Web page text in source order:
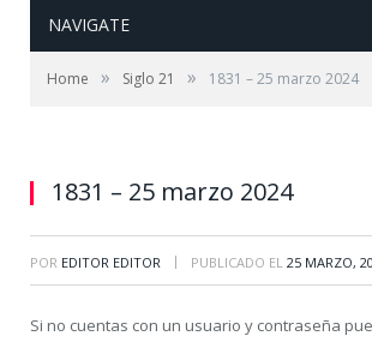
NAVIGATE
Home » Siglo 21 » 1831 – 25 marzo 2024
1831 – 25 marzo 2024
POR EDITOR EDITOR | PUBLICADO EL 25 MARZO,
Si no cuentas con un usuario y contraseña